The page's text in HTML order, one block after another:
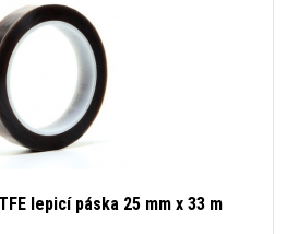
lepicí páska 25 mm x 33 m